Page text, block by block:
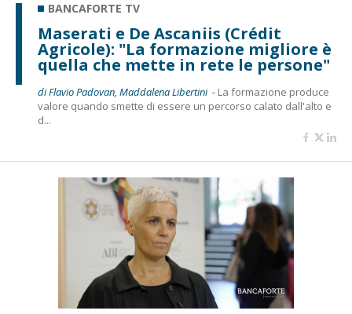
BANCAFORTE TV
Maserati e De Ascaniis (Crédit
Agricole): "La formazione migliore è
quella che mette in rete le persone"
di Flavio Padovan, Maddalena Libertini - La formazione produce
valore quando smette di essere un percorso calato dall'alto e
d...